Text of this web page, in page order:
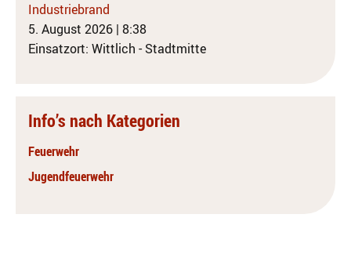
Industriebrand
5. August 2026 | 8:38
Einsatzort: Wittlich - Stadtmitte
Info’s nach Kategorien
Feuerwehr
Jugendfeuerwehr